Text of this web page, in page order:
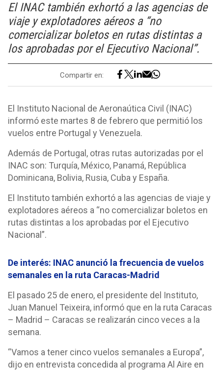
El INAC también exhortó a las agencias de
viaje y explotadores aéreos a “no
comercializar boletos en rutas distintas a
los aprobadas por el Ejecutivo Nacional”.
Compartir en:
El Instituto Nacional de Aeronaútica Civil (INAC)
informó este martes 8 de febrero que permitió los
vuelos entre Portugal y Venezuela.
Además de Portugal, otras rutas autorizadas por el
INAC son: Turquía, México, Panamá, República
Dominicana, Bolivia, Rusia, Cuba y España.
El Instituto también exhortó a las agencias de viaje y
explotadores aéreos a “no comercializar boletos en
rutas distintas a los aprobadas por el Ejecutivo
Nacional”.
De interés: INAC anunció la frecuencia de vuelos
semanales en la ruta Caracas-Madrid
El pasado 25 de enero, el presidente del Instituto,
Juan Manuel Teixeira, informó que en la ruta Caracas
– Madrid – Caracas se realizarán cinco veces a la
semana.
“Vamos a tener cinco vuelos semanales a Europa”,
dijo en entrevista concedida al programa Al Aire en